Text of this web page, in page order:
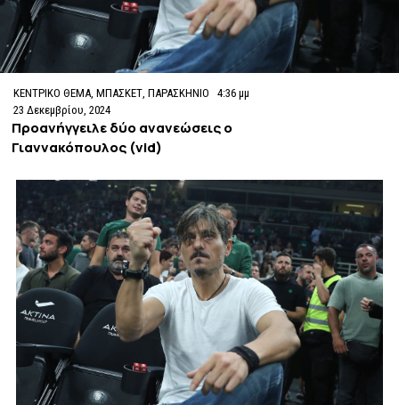
ΚΕΝΤΡΙΚΟ ΘΕΜΑ ,ΜΠΑΣΚΕΤ ,ΠΑΡΑΣΚΗΝΙΟ
4:36 μμ
23 Δεκεμβρίου, 2024
Προανήγγειλε δύο ανανεώσεις ο
Γιαννακόπουλος (vid)